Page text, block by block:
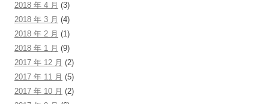
2018 年 4 月 (3)
2018 年 3 月 (4)
2018 年 2 月 (1)
2018 年 1 月 (9)
2017 年 12 月 (2)
2017 年 11 月 (5)
2017 年 10 月 (2)